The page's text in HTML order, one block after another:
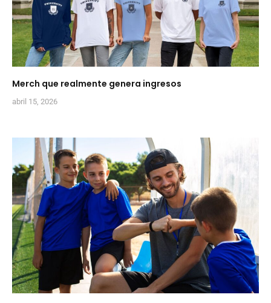
Merch que realmente genera ingresos
abril 15, 2026